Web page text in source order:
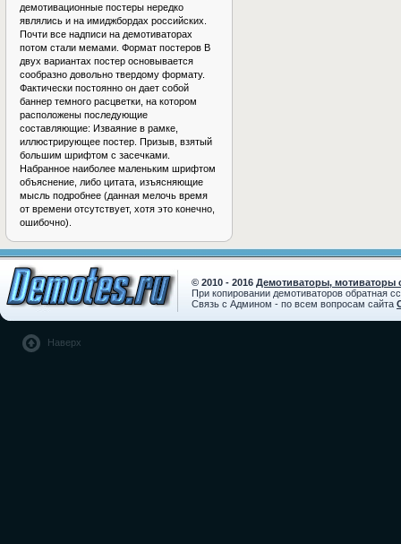
демотивационные постеры нередко
являлись и на имиджбордах российских.
Почти все надписи на демотиваторах
потом стали мемами. Формат постеров В
двух вариантах постер основывается
сообразно довольно твердому формату.
Фактически постоянно он дает собой
баннер темного расцветки, на котором
расположены последующие
составляющие: Изваяние в рамке,
иллюстрирующее постер. Призыв, взятый
большим шрифтом с засечками.
Набранное наиболее маленьким шрифтом
объяснение, либо цитата, изъясняющие
мысль подробнее (данная мелочь время
от времени отсутствует, хотя это конечно,
ошибочно).
© 2010 - 2016 Демотиваторы, мотиваторы
При копировании демотиваторов обратная
Связь с Админом - по всем вопросам сайта
Наверх